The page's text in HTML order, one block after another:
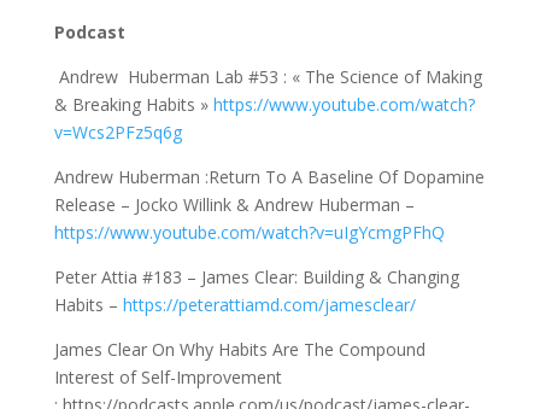
Podcast
Andrew Huberman Lab #53 : « The Science of Making
& Breaking Habits » https://www.youtube.com/watch?
v=Wcs2PFz5q6g
Andrew Huberman :Return To A Baseline Of Dopamine
Release – Jocko Willink & Andrew Huberman –
https://www.youtube.com/watch?v=uIgYcmgPFhQ
Peter Attia #183 – James Clear: Building & Changing
Habits – https://peterattiamd.com/jamesclear/
James Clear On Why Habits Are The Compound
Interest of Self-Improvement